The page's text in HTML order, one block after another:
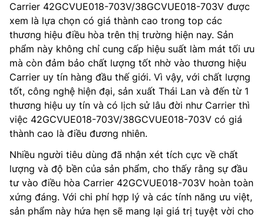
Carrier 42GCVUE018-703V/38GCVUE018-703V được
xem là lựa chọn có giá thành cao trong top các
thương hiệu điều hòa trên thị trường hiện nay. Sản
phẩm này không chỉ cung cấp hiệu suất làm mát tối ưu
mà còn đảm bảo chất lượng tốt nhờ vào thương hiệu
Carrier uy tín hàng đầu thế giới. Vì vậy, với chất lượng
tốt, công nghệ hiện đại, sản xuất Thái Lan và đến từ 1
thương hiệu uy tín và có lịch sử lâu đời như Carrier thì
việc 42GCVUE018-703V/38GCVUE018-703V có giá
thành cao là điều đương nhiên.
Nhiều người tiêu dùng đã nhận xét tích cực về chất
lượng và độ bền của sản phẩm, cho thấy rằng sự đầu
tư vào điều hòa Carrier 42GCVUE018-703V hoàn toàn
xứng đáng. Với chi phí hợp lý và các tính năng ưu việt,
sản phẩm này hứa hẹn sẽ mang lại giá trị tuyệt vời cho